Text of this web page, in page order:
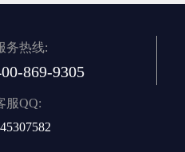
务热线:
869-9305
服QQ: